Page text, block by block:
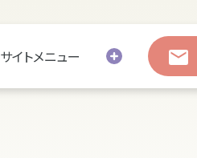
サイトメニュー総合お問い合わせ
総合お問い合わせ